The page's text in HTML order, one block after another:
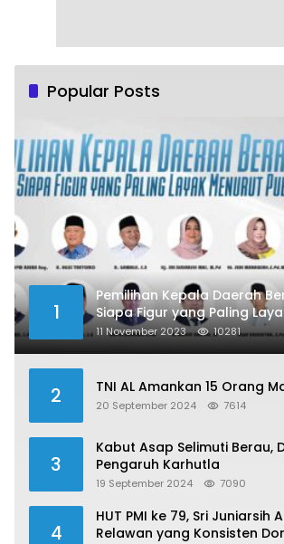
Popular Posts
1
Pemilihan Kepala Daerah
Siapa Figur yang Paling
Publik?
11 November 2023 10281
2 TNI AL Amankan 15 Orang
20 September 2024 7614
3
Kabut Asap Selimuti Berau,
Pengaruh Karhutla
19 September 2024 7090
4
HUT PMI ke 79, Sri Juniarsih
Relawan yang Konsisten